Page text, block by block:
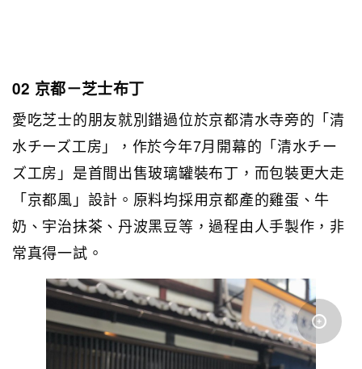
02 京都－芝士布丁
愛吃芝士的朋友就別錯過位於京都清水寺旁的「清
水チーズ工房」，作於今年7月開幕的「清水チー
ズ工房」是首間出售玻璃罐裝布丁，而包裝更大走
「京都風」設計。原料均採用京都產的雞蛋、牛
奶、宇治抹茶、丹波黑豆等，過程由人手製作，非
常真得一試。